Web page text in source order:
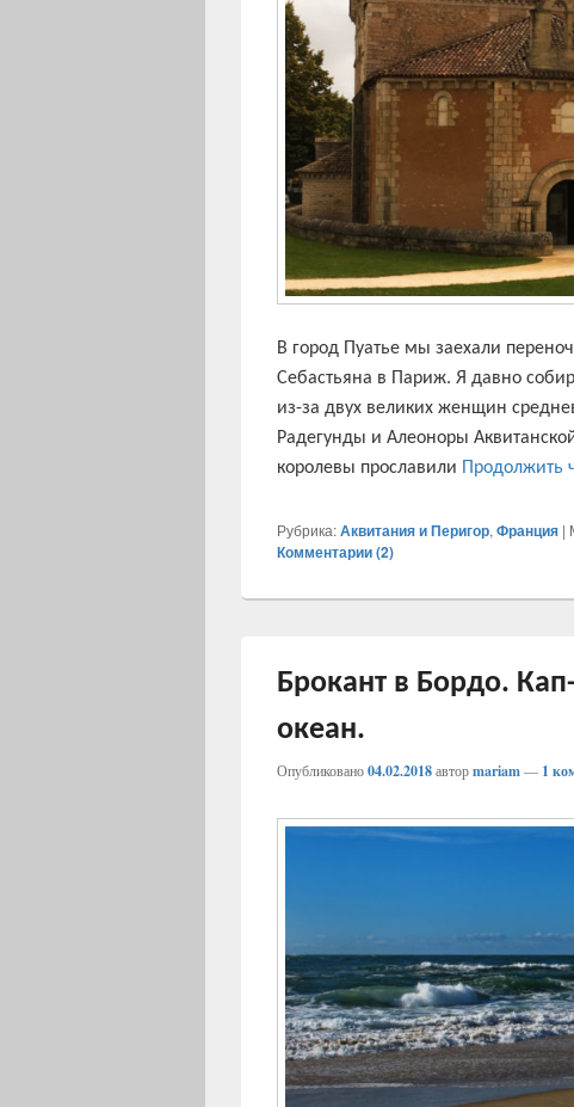
В город Пуатье мы заехали
Себастьяна в Париж. Я давно
из-за двух великих женщин
Радегунды и Алеоноры
королевы прославили Продолжить
Рубрика:Аквитания и Перигор, Франция |
Комментарии (2)
Брокант в Бордо.
океан.
Опубликовано04.02.2018авторmariam— 1